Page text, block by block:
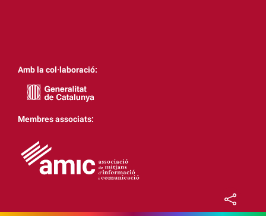
Amb la col·laboració:
Membres associats: